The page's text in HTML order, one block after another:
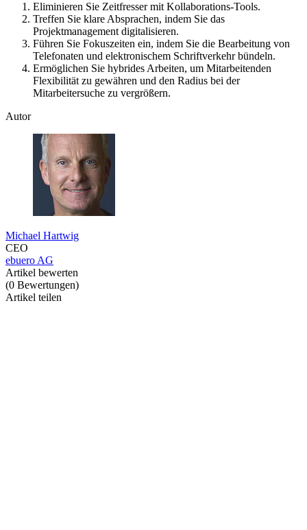
Eliminieren Sie Zeitfresser mit Kollaborations-Tools.
Treffen Sie klare Absprachen, indem Sie das
Projektmanagement digitalisieren.
Führen Sie Fokuszeiten ein, indem Sie die Bearbeitung von
Telefonaten und elektronischem Schriftverkehr bündeln.
Ermöglichen Sie hybrides Arbeiten, um Mitarbeitenden
Flexibilität zu gewähren und den Radius bei der
Mitarbeitersuche zu vergrößern.
Autor
Michael Hartwig
CEO
ebuero AG
Artikel bewerten
(0 Bewertungen)
Artikel teilen